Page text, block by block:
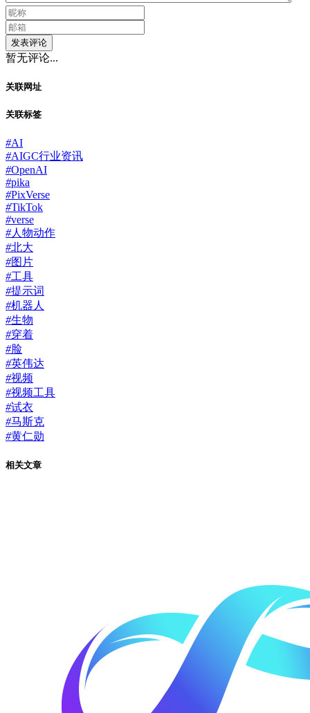
发表评论
暂无评论...
关联网址
关联标签
#AI
#AIGC行业资讯
#OpenAI
#pika
#PixVerse
#TikTok
#verse
#人物动作
#北大
#图片
#工具
#提示词
#机器人
#生物
#穿着
#脸
#英伟达
#视频
#视频工具
#试衣
#马斯克
#黄仁勋
相关文章